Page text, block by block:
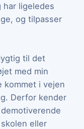
ligeledes
og tilpasser
til det
med min
kommet i vejen
Derfor kender
eller